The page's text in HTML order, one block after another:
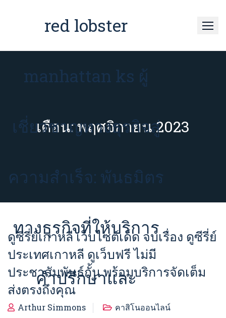
red lobster
manhattan ks ผู้
เชี่ยวชาญทางธุรกิจสู่
ความสำเร็จ: พันธมิตร
ทางธุรกิจที่ให้บริการ
คำปรึกษาและ
เดือน:พฤศจิกายน 2023
ดูซีรี่ย์เกาหลี เว็บไซต์เด็ด จบเรื่อง ดูซีรี่ย์
ประเทศเกาหลี ดูเว็บฟรี ไม่มี
ประชาสัมพันธ์กั้น พร้อมบริการจัดเต็ม
ส่งตรงถึงคุณ
Arthur Simmons คาสิโนออนไลน์